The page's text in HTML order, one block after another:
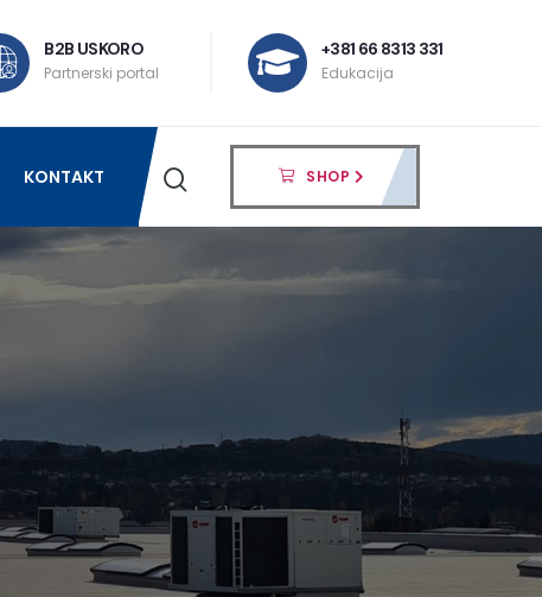
B2B USKORO
Partnerski portal
+381 66 8313 331
Edukacija
KONTAKT SHOP